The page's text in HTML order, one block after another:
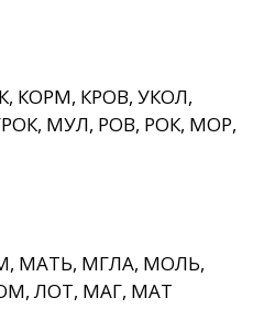
КОРМ, КРОВ, УКОЛ,
МУЛ, РОВ, РОК, МОР,
МАТЬ, МГЛА, МОЛЬ,
ЛОТ, МАГ, МАТ